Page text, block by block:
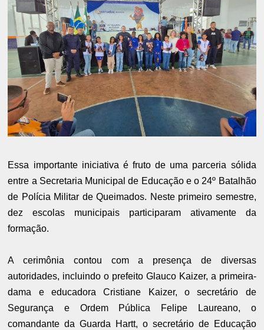
Essa importante iniciativa é fruto de uma parceria sólida
entre a Secretaria Municipal de Educação e o 24º Batalhão
de Polícia Militar de Queimados. Neste primeiro semestre,
dez escolas municipais participaram ativamente da
formação.
A cerimônia contou com a presença de diversas
autoridades, incluindo o prefeito Glauco Kaizer, a primeira-
dama e educadora Cristiane Kaizer, o secretário de
Segurança e Ordem Pública Felipe Laureano, o
comandante da Guarda Hartt, o secretário de Educação